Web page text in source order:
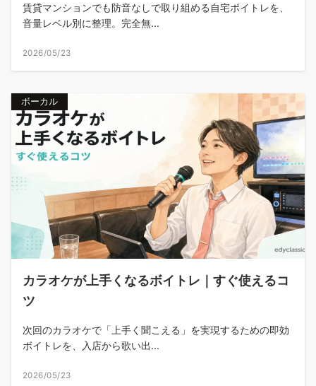
賃貸マンションでも防音なしで取り組める自宅ボイトレを、
音量レベル別に整理。完全無...
2026/05/23
ボーカル
カラオケが上手くなるボイトレ｜すぐ使えるコ
ツ
次回のカラオケで「上手く聞こえる」を実現するための即効
ボイトレを、入店から歌い出...
2026/05/23